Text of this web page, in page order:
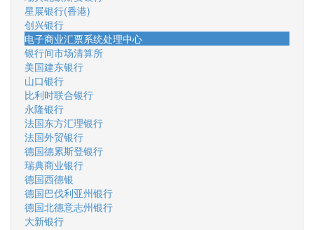
星展银行(香港)
创兴银行
电子商业汇票系统处理中心
银行间市场清算所
美国建东银行
山口银行
比利时联合银行
永隆银行
法国东方汇理银行
法国外贸银行
德国德累斯登银行
瑞典商业银行
德国西德银
德国巴伐利亚州银行
德国北德意志州银行
大新银行